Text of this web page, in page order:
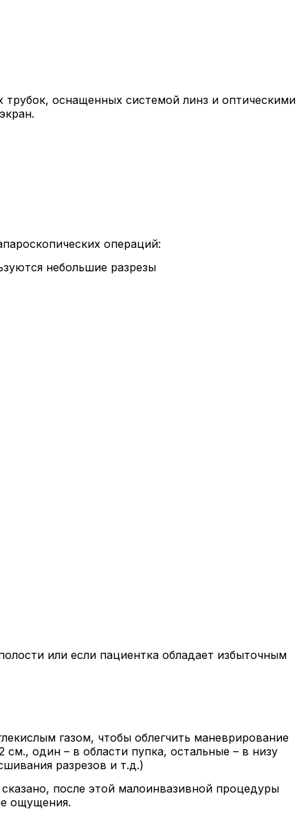
оснащенных системой линз и оптическими
операций:
небольшие разрезы
или если пациентка обладает избыточным
газом, чтобы облегчить маневрирование
один – в области пупка, остальные – в низу
разрезов и т.д.)
после этой малоинвазивной процедуры
ощущения.